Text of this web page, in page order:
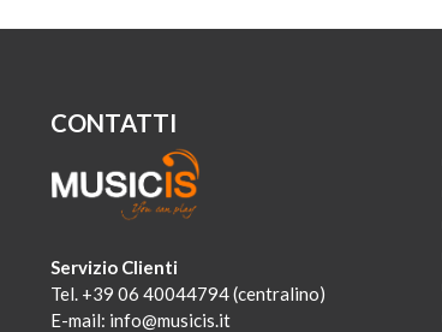
CONTATTI
Servizio Clienti
Tel. +39 06 40044794 (centralino)
E-mail: info@musicis.it